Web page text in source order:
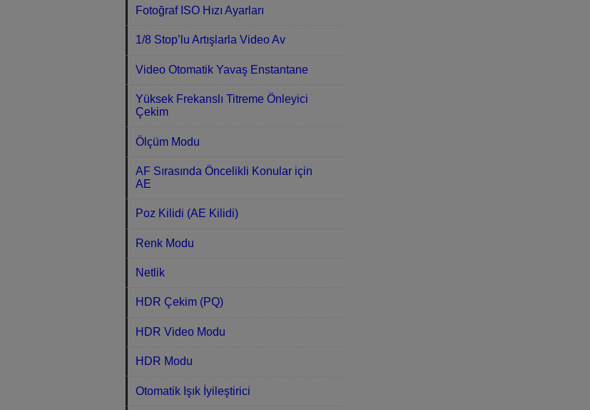
Fotoğraf ISO Hızı Ayarları
1/8 Stop’lu Artışlarla Video Av
Video Otomatik Yavaş Enstantane
Yüksek Frekanslı Titreme Önleyici
Çekim
Ölçüm Modu
AF Sırasında Öncelikli Konular için
AE
Poz Kilidi (AE Kilidi)
Renk Modu
Netlik
HDR Çekim (PQ)
HDR Video Modu
HDR Modu
Otomatik Işık İyileştirici